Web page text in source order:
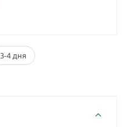
3-4 дня